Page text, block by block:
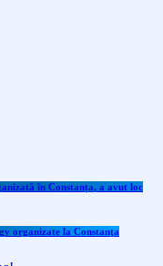
în Constanța, a avut loc
organizate la Constanţa